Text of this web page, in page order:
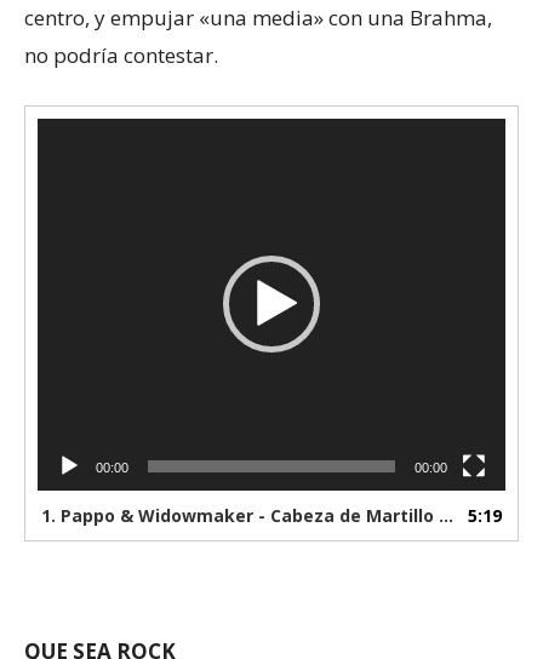
centro, y empujar «una media» con una Brahma,
no podría contestar.
00:00 00:00
1. Pappo & Widowmaker - Cabeza de Martillo (1989) ( 480 X 640 5:19
QUE SEA ROCK